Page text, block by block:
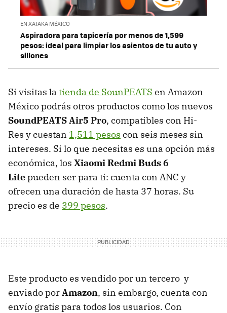
EN XATAKA MÉXICO
Aspiradora para tapicería por menos de 1,599
pesos: ideal para limpiar los asientos de tu auto y
sillones
Si visitas la tienda de SounPEATS en Amazon
México podrás otros productos como los nuevos
SoundPEATS Air5 Pro, compatibles con Hi-
Res y cuestan 1,511 pesos con seis meses sin
intereses. Si lo que necesitas es una opción más
económica, los Xiaomi Redmi Buds 6
Litepueden ser para ti: cuenta con ANC y
ofrecen una duración de hasta 37 horas. Su
precio es de 399 pesos.
Este producto es vendido por un tercero y
enviado porAmazon, sin embargo, cuenta con
envío gratis para todos los usuarios. Con